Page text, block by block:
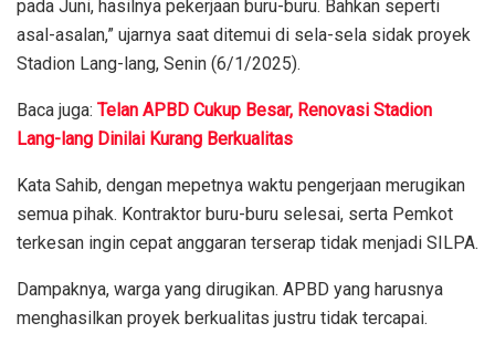
pada Juni, hasilnya pekerjaan buru-buru. Bahkan seperti
asal-asalan,” ujarnya saat ditemui di sela-sela sidak proyek
Stadion Lang-lang, Senin (6/1/2025).
Baca juga: Telan APBD Cukup Besar, Renovasi Stadion
Lang-lang Dinilai Kurang Berkualitas
Kata Sahib, dengan mepetnya waktu pengerjaan merugikan
semua pihak. Kontraktor buru-buru selesai, serta Pemkot
terkesan ingin cepat anggaran terserap tidak menjadi SILPA.
Dampaknya, warga yang dirugikan. APBD yang harusnya
menghasilkan proyek berkualitas justru tidak tercapai.